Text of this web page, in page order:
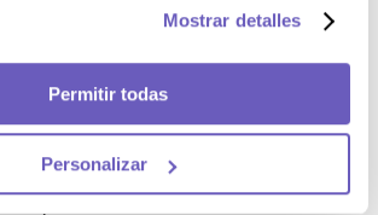
Mostrar detalles
Permitir todas
Personalizar
médico o farmacéutico antes de
DOLOMEJORAL®. Se han notificado
enrojecimiento generalizado de la
a los de la gripe, incluyendo fiebre.
o descamación de la piel. El mayor
ocurran estas reacciones graves en la